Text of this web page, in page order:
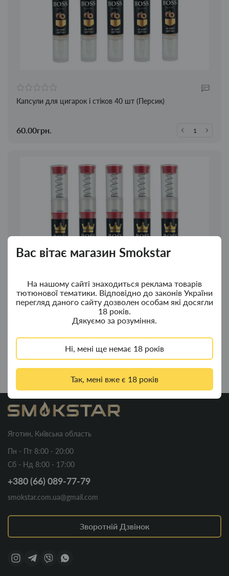
Вас вітає магазин Smokstar
На нашому сайті знаходиться реклама товарів
тютюнової тематики. Відповідно до законів України
перегляд даного сайту дозволен особам які досягли
18 років.
Дякуємо за розуміння.
Ні, мені ще немає 18 років
Так, мені вже є 18 років
Капсули для цигарок і стіков 40 шт (Персик)
60.00грн.
60.00грн.
Яготин, Київська область
Пн - Пт 8:00 - 20:00
Сб - Нд 8:00 - 17:00
+380 (66) 089-77-79
smokstar.com.ua@gmail.com
Зворотній Дзвінок